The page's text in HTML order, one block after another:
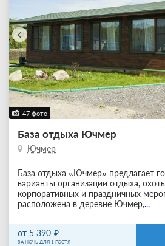
47 фото
База отдыха Ючмер
Ючмер
База отдыха «Ючмер» предлагает
варианты организации отдыха,
корпоративных и праздничных
расположена в деревне Ючмер,...
от 5 390
ЗА НОЧЬ ДЛЯ 1 ГОСТЯ